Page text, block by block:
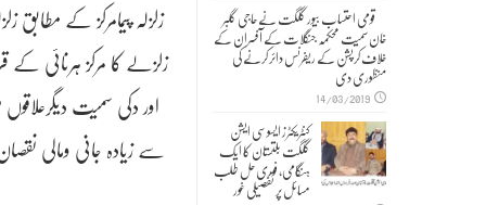
زلزلے کا مرکز ہرنائی
اور دکی سمیت
سے زیادہ جانی ومالی
قومی احتساب بیور گلگت نے حاجی گلبر
خان سمیت محکمہ جنگلات کے آفسران کے
خلاف کرپشن کے ریفرنس دائر کرنے کی
منظوری دی
14/03/2019
کنٹریکٹرز ایسوسی ایشن
گلگت بلتستان کا ایک
ہنگامی, فوری حل طلب
مسائل پر تفصیلی غور